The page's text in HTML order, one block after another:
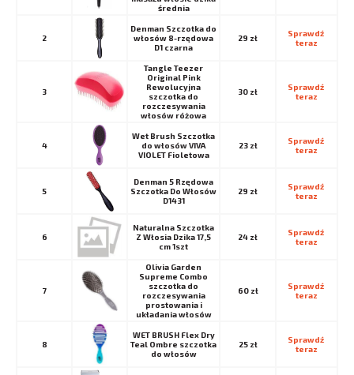
średnia
2
Denman Szczotka do
włosów 8-rzędowa
D1 czarna
29 zł
Sprawdź
teraz
3
Tangle Teezer
Original Pink
Rewolucyjna
szczotka do
rozczesywania
włosów różowa
30 zł
Sprawdź
teraz
4
Wet Brush Szczotka
do włosów VIVA
VIOLET Fioletowa
23 zł
Sprawdź
teraz
5
Denman 5 Rzędowa
Szczotka Do Włosów
D1431
29 zł
Sprawdź
teraz
6
Naturalna Szczotka
Z Włosia Dzika 17,5
cm 1szt
24 zł
Sprawdź
teraz
7
Olivia Garden
Supreme Combo
szczotka do
rozczesywania
prostowania i
układania włosów
60 zł
Sprawdź
teraz
8
WET BRUSH Flex Dry
Teal Ombre szczotka
do włosów
25 zł
Sprawdź
teraz